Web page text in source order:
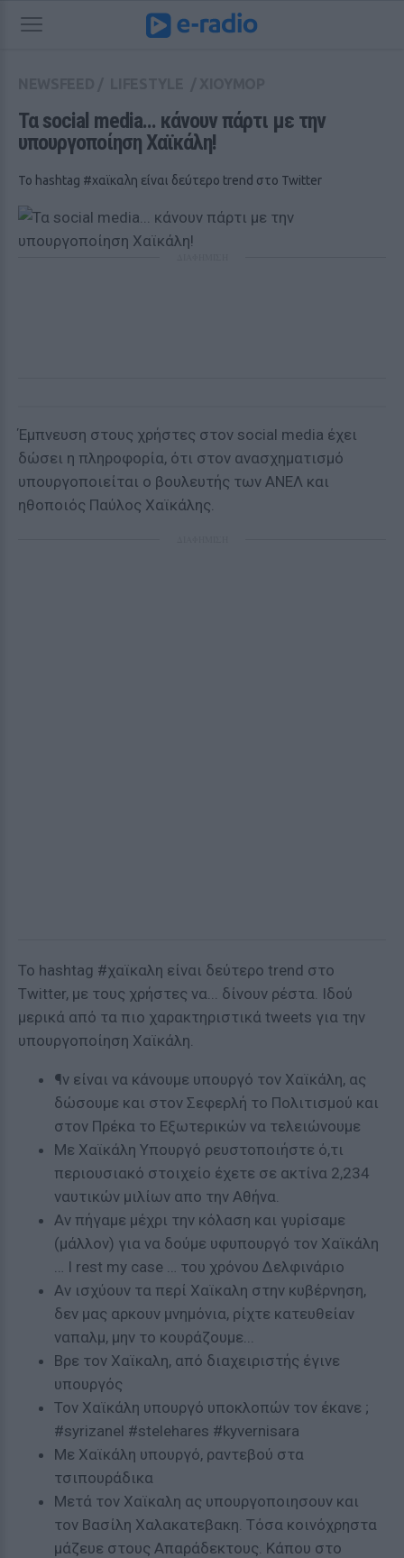
Τα social media... κάνουν πάρτι με την
υπουργοποίηση Χαϊκάλη!
Το hashtag #χαϊκαλη είναι δεύτερο trend στο Twitter
Έμπνευση στους χρήστες στον social media έχει
δώσει η πληροφορία, ότι στον ανασχηματισμό
υπουργοποιείται ο βουλευτής των ΑΝΕΛ και
ηθοποιός Παύλος Χαϊκάλης.
Το hashtag #χαϊκαλη είναι δεύτερο trend στο
Τwitter, με τους χρήστες να... δίνουν ρέστα. Ιδού
μερικά από τα πιο χαρακτηριστικά tweets για την
υπουργοποίηση Χαϊκάλη.
¶ν είναι να κάνουμε υπουργό τον Χαϊκάλη, ας
δώσουμε και στον Σεφερλή το Πολιτισμού και
στον Πρέκα το Εξωτερικών να τελειώνουμε
Με Χαϊκάλη Υπουργό ρευστοποιήστε ό,τι
περιουσιακό στοιχείο έχετε σε ακτίνα 2,234
ναυτικών μιλίων απο την Αθήνα.
Αν πήγαμε μέχρι την κόλαση και γυρίσαμε
(μάλλον) για να δούμε υφυπουργό τον Χαϊκάλη
… I rest my case … του χρόνου Δελφινάριο
Αν ισχύουν τα περί Χαϊκαλη στην κυβέρνηση,
δεν μας αρκουν μνημόνια, ρίχτε κατευθείαν
ναπαλμ, μην το κουράζουμε...
Βρε τον Χαϊκαλη, από διαχειριστής έγινε
υπουργός
Τον Χαϊκάλη υπουργό υποκλοπών τον έκανε ;
#syrizanel #stelehares #kyvernisara
Με Χαϊκάλη υπουργό, ραντεβού στα
τσιπουράδικα
Μετά τον Χαϊκαλη ας υπουργοποιησουν και
τον Βασίλη Χαλακατεβακη. Τόσα κοινόχρηστα
μάζευε στους Απαράδεκτους. Κάπου στο